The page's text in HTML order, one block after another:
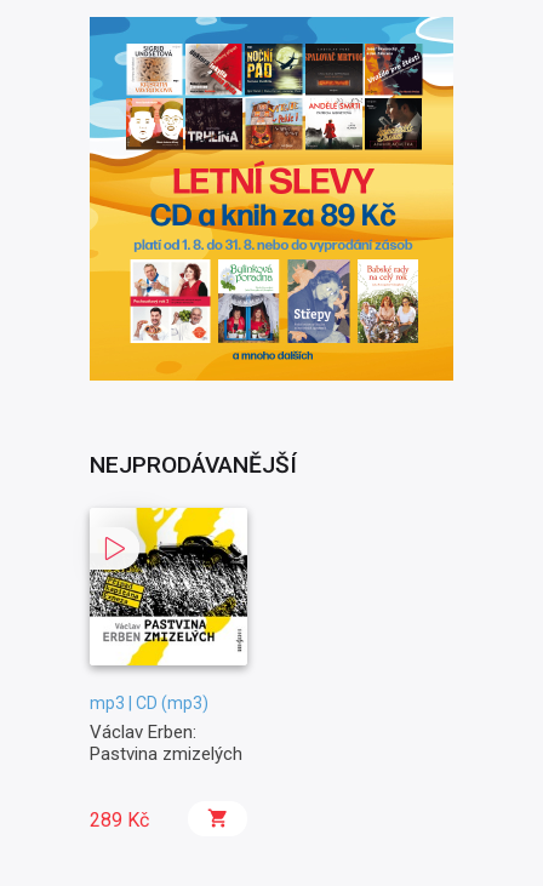
NEJPRODÁVANĚJŠÍ
mp3 | CD (mp3)
Václav Erben:
Pastvina zmizelých
289 Kč